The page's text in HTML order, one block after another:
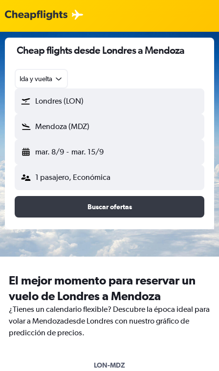
Cheap flights desde Londres a Mendoza
Ida y vuelta
Londres (LON)
Mendoza (MDZ)
mar. 8/9 - mar. 15/9
1 pasajero, Económica
Buscar ofertas
El mejor momento para reservar un
vuelo de Londres a Mendoza
¿Tienes un calendario flexible? Descubre la época ideal para
volar a Mendozadesde Londres con nuestro gráfico de
predicción de precios.
LON-MDZ